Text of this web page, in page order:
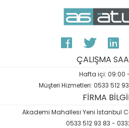
ÇALIŞMA
Hafta içi: 09:00
Müşteri Hizmetleri: 0533 512
FİRMA
Akademi Mahallesi Yeni İstanbul
0533 512 93 83 -